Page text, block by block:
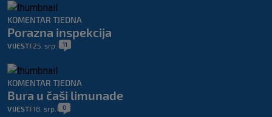
KOMENTAR TJEDNA
Porazna inspekcija
VIJESTI 25. srp. 11
KOMENTAR TJEDNA
Bura u čaši limunade
VIJESTI 18. srp. 0